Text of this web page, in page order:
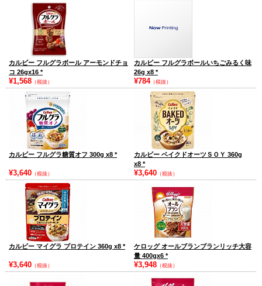
カルビー フルグラボール アーモンドチョ
コ 26gx16 *
¥1,568 （税抜）
カルビー フルグラボールいちごみるく味
26g x8 *
¥784（税抜）
カルビー フルグラ糖質オフ 300g x8 *
¥3,640 （税抜）
カルビー ベイクドオーツＳＯＹ 360g
x8 *
¥3,640 （税抜）
カルビー マイグラ プロテイン 360g x8 *
¥3,640 （税抜）
ケロッグ オールブランブランリッチ大容
量 400gx6 *
¥3,948 （税抜）